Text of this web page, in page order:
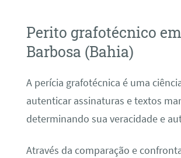
Perito grafotécnico
Barbosa (Bahia)
A perícia grafotécnica é uma
autenticar assinaturas e textos
determinando sua veracidade e
Através da comparação e